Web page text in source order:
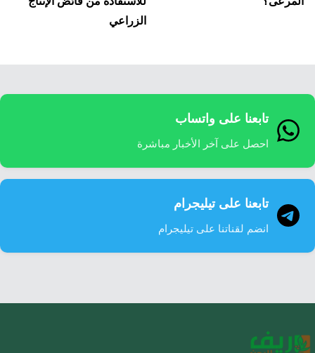
الزراعي
تابعنا على واتساب
احصل على آخر الأخبار مباشرة
تابعنا على تيليجرام
انضم لقناتنا على تيليجرام